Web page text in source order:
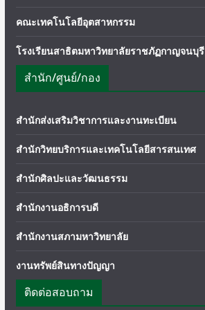
คณะเทคโนโลยีอุตสาหกรรม
โรงเรียนสาธิตมหาวิทยาลัยราชภัฏกาญจนบุรี
สำนัก/ศูนย์/กอง
สำนักส่งเสริมวิชาการและงานทะเบียน
สำนักวิทยบริการและเทคโนโลยีสารสนเทศ
สำนักศิลปะและวัฒนธรรม
สำนักงานอธิการบดี
สำนักงานสภามหาวิทยาลัย
งานทรัพย์สินทางปัญญา
ติดต่อสอบถาม